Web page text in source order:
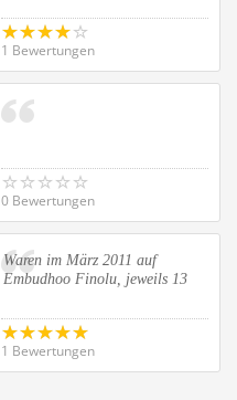
1 Bewertungen
0 Bewertungen
Waren im März 2011 auf
Embudhoo Finolu, jeweils 13
1 Bewertungen